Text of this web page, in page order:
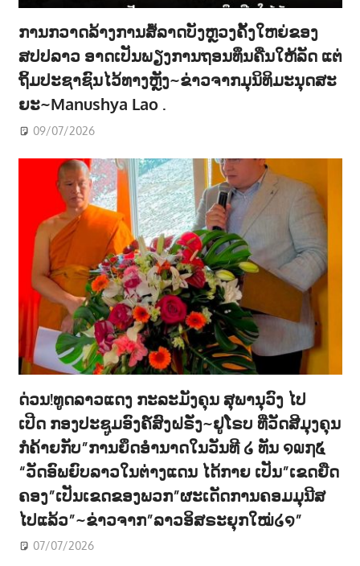
ການກວາດລ້າງການສໍ້ລາດບັງຫຼວງຄັ້ງໃຫຍ່ຂອງ
ສປປລາວ ອາດເປັນພຽງການຖອນທຶນຄືນໃຫ້ລັດ ແຕ່
ຖິ້ມປະຊາຊົນໄວ້ທາງຫຼັງ~ຂ່າວຈາກມຸນິທິມະນຸດສະ
ຍະ~Manushya Lao .
09/07/2026
ດ່ວນ!ທູດລາວແດງ ກະລະມັງຄຸນ ສຸພານຸວົງ ໄປ
ເປີດ ກອງປະຊູມອົງຄ໌ສົງຝຣັ່ງ~ຢູໂຣບ ທີ່ວັດສີມຸງຄຸນ
ກໍຄ້າຍກັບ”ການຍຶດອຳນາດໃນວັນທີ ໒ ທັນ ໑໙໗໕
“ວັດອົພຍົບລາວໃນຕ່າງແດນ ໄດ້ກາຍ ເປັນ”ເຂດຍືດ
ຄອງ”ເປັນເຂດຂອງພວກ”ຜະເດັດການຄອມມຸນີສ
ໄປແລ້ວ”~ຂ່າວຈາກ”ລາວອິສຣະຍຸກໃໝ່໒໑”
07/07/2026